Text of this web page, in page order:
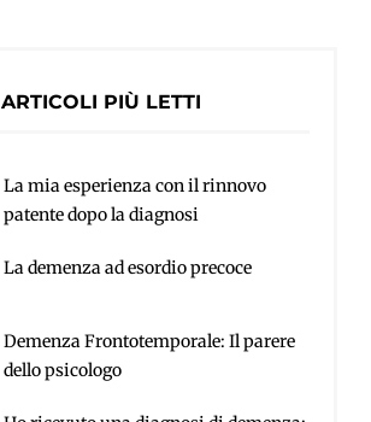
ARTICOLI PIÙ LETTI
La mia esperienza con il rinnovo
patente dopo la diagnosi
La demenza ad esordio precoce
Demenza Frontotemporale: Il parere
dello psicologo